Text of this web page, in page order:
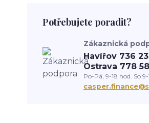
Potřebujete poradit?
Zákaznická
Havířov 736
Ostrava 778
Po-Pá, 9-18 hod. So 9-